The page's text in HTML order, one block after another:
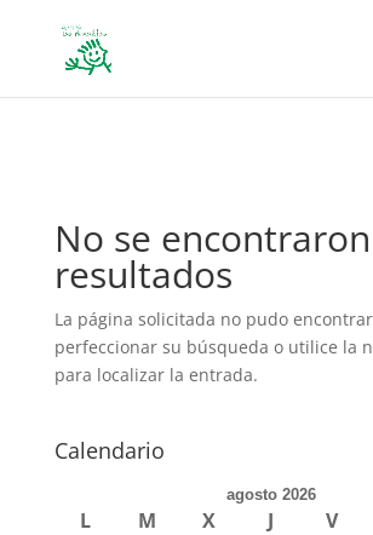
No se encontraron
resultados
La página solicitada no pudo
perfeccionar su búsqueda o utilice la
para localizar la entrada.
Calendario
agosto 2026
L M X J V